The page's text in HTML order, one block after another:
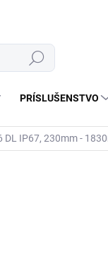
Hľadať
PRÍSLUŠENSTVO
DL IP67, 230mm -